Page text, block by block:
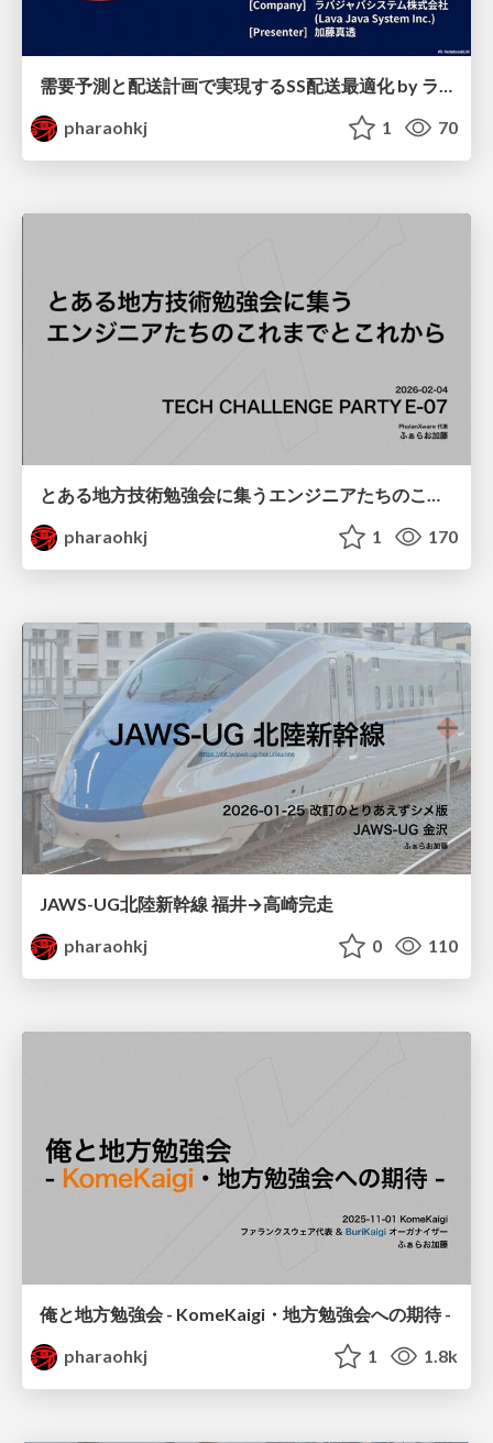
pharaohkj
1 70
とある地方技術勉強会に集うエンジニアたちのこれまでとこれから
pharaohkj
1 170
JAWS-UG北陸新幹線 福井→高崎完走
pharaohkj
0 110
俺と地方勉強会 - KomeKaigi・地方勉強会への期待 -
pharaohkj
1 1.8k